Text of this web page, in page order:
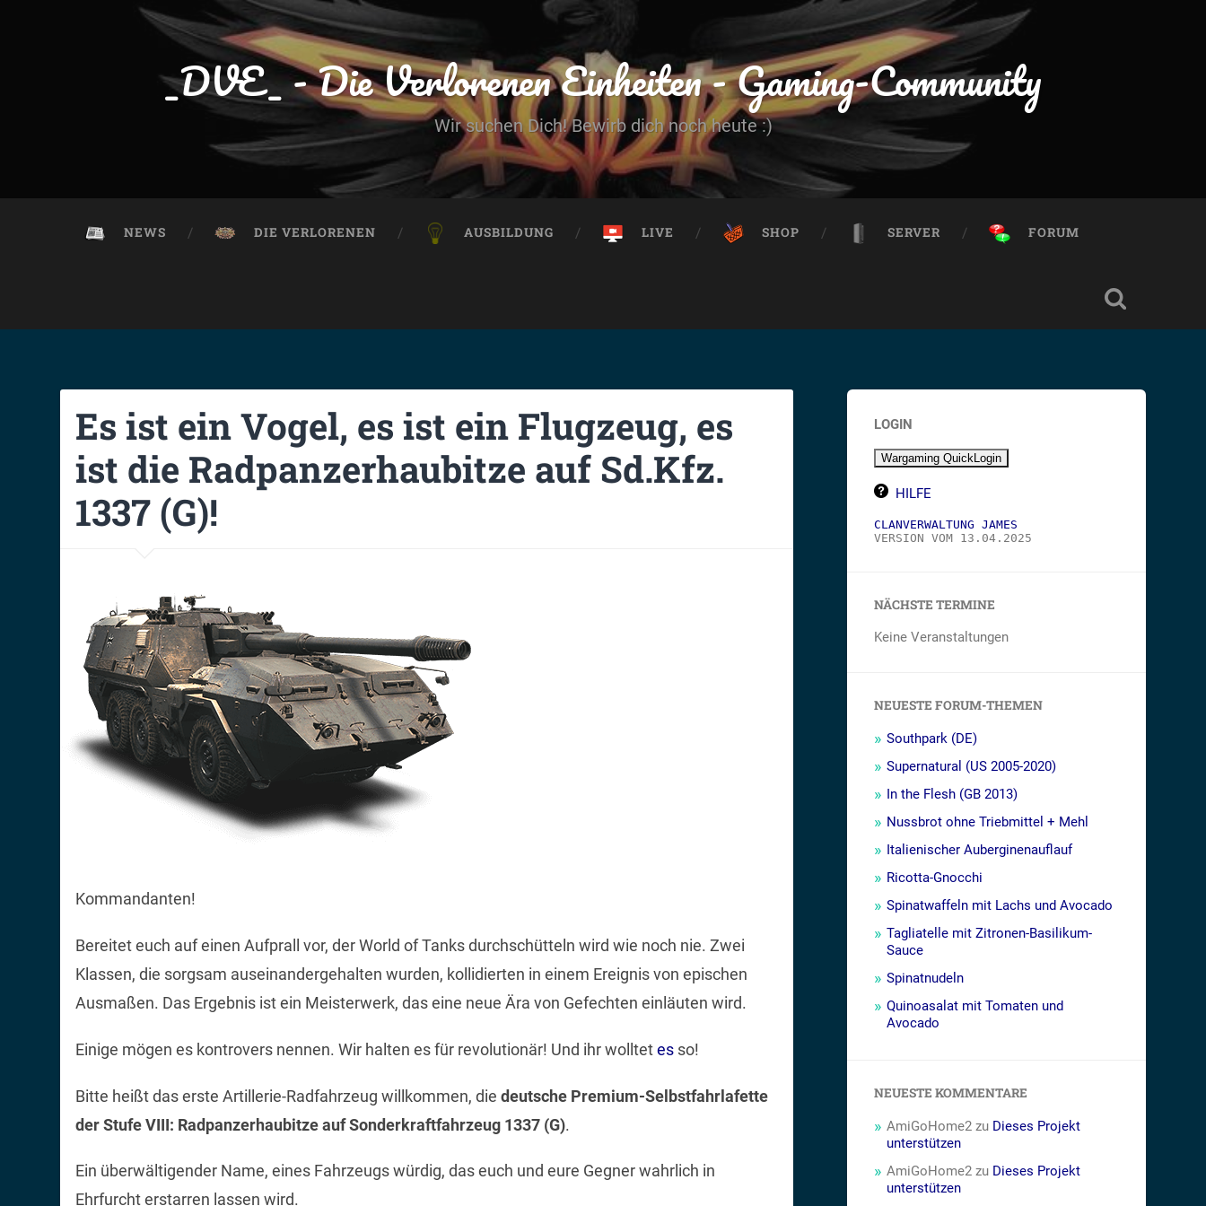
_DVE_ - Die Verlorenen Einheiten - Gaming-Community
Wir suchen Dich! Bewirb dich noch heute :)
NEWS DIE VERLORENEN AUSBILDUNG LIVE SHOP SERVER FORUM
Es ist ein Vogel, es ist ein Flugzeug, es
ist die Radpanzerhaubitze auf Sd.Kfz.
1337 (G)!
Kommandanten!
Bereitet euch auf einen Aufprall vor, der World of Tanks durchschütteln wird wie noch nie. Zwei
Klassen, die sorgsam auseinandergehalten wurden, kollidierten in einem Ereignis von epischen
Ausmaßen. Das Ergebnis ist ein Meisterwerk, das eine neue Ära von Gefechten einläuten wird.
Einige mögen es kontrovers nennen. Wir halten es für revolutionär! Und ihr wolltetesso!
Bitte heißt das erste Artillerie-Radfahrzeug willkommen, die deutsche Premium-Selbstfahrlafette
der Stufe VIII: Radpanzerhaubitze auf Sonderkraftfahrzeug 1337 (G).
Ein überwältigender Name, eines Fahrzeugs würdig, das euch und eure Gegner wahrlich in
Ehrfurcht erstarren lassen wird.
LOGIN
HILFE
CLANVERWALTUNG JAMES
VERSION VOM 13.04.2025
NÄCHSTE TERMINE
Keine Veranstaltungen
NEUESTE FORUM-THEMEN
Southpark (DE)
Supernatural (US 2005-2020)
In the Flesh (GB 2013)
Nussbrot ohne Triebmittel + Mehl
Italienischer Auberginenauflauf
Ricotta-Gnocchi
Spinatwaffeln mit Lachs und Avocado
Tagliatelle mit Zitronen-Basilikum-
Sauce
Spinatnudeln
Quinoasalat mit Tomaten und
Avocado
NEUESTE KOMMENTARE
AmiGoHome2 zu Dieses Projekt
unterstützen
AmiGoHome2 zu Dieses Projekt
unterstützen